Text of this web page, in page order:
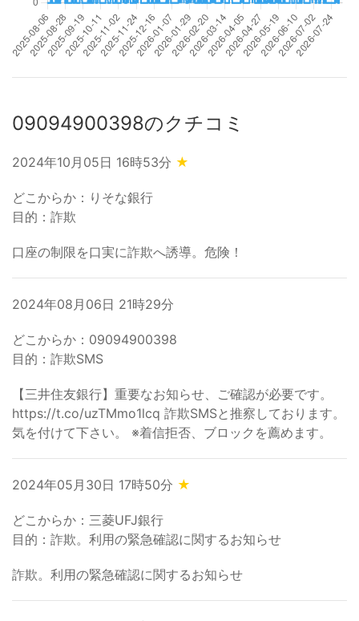
09094900398のクチコミ
2024年10月05日 16時53分 ★
どこからか：りそな銀行
目的：詐欺
口座の制限を口実に詐欺へ誘導。危険！
2024年08月06日 21時29分
どこからか：09094900398
目的：詐欺SMS
【三井住友銀行】重要なお知らせ、ご確認が必要です。
https://t.co/uzTMmo1lcq 詐欺SMSと推察しております。
気を付けて下さい。 ※着信拒否、ブロックを薦めます。
2024年05月30日 17時50分 ★
どこからか：三菱UFJ銀行
目的：詐欺。利用の緊急確認に関するお知らせ
詐欺。利用の緊急確認に関するお知らせ